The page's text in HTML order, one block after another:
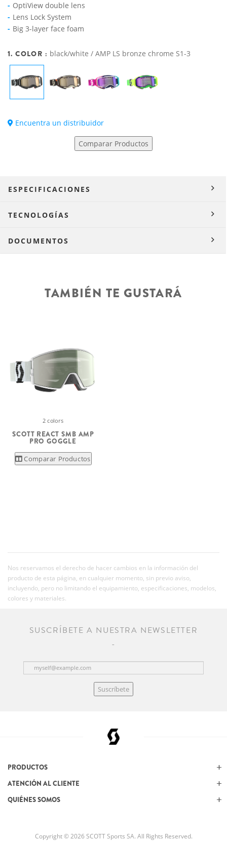
OptiView double lens
Lens Lock System
Big 3-layer face foam
1. COLOR : black/white / AMP LS bronze chrome S1-3
Encuentra un distribuidor
Comparar Productos
ESPECIFICACIONES
TECNOLOGÍAS
DOCUMENTOS
TAMBIÉN TE GUSTARÁ
2 colors
SCOTT REACT SMB AMP
PRO GOGGLE
Comparar Productos
Nos reservamos el derecho de hacer cambios en la información del
producto de esta página, en cualquier momento, sin previo aviso,
incluyendo, pero no limitando el equipamiento, especificaciones, modelos,
colores y materiales.
SUSCRÍBETE A NUESTRA NEWSLETTER
Suscríbete
PRODUCTOS
ATENCIÓN AL CLIENTE
QUIÉNES SOMOS
Copyright © 2026 SCOTT Sports SA. All Rights Reserved.